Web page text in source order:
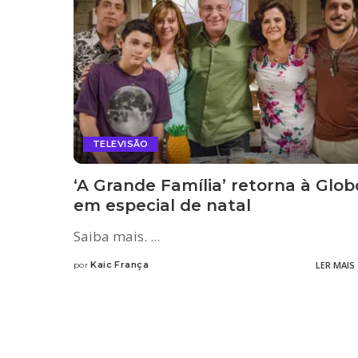
TELEVISÃO
‘A Grande Família’ retorna à
em especial de natal
Saiba mais. ...
Posted
por Kaic França LER MAIS